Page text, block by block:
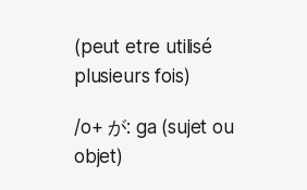
(peut etre utilisé
plusieurs fois)
/o+ が: ga (sujet ou
objet)